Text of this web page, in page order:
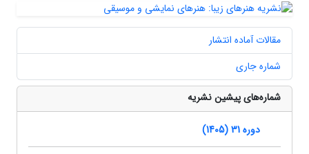
مقالات آماده انتشار
شماره جاری
شماره‌های پیشین نشریه
دوره 31 (1405)